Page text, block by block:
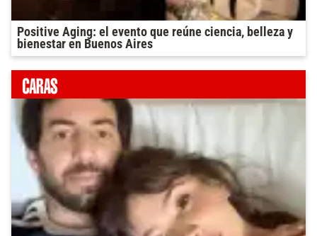
Positive Aging: el evento que reúne ciencia, belleza y
bienestar en Buenos Aires